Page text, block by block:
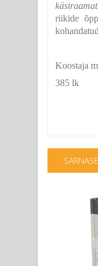
riikide
Koostaja
385 lk